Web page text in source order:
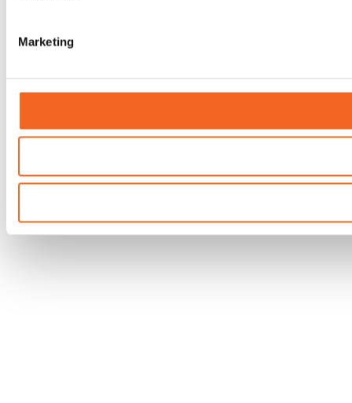
Marketing